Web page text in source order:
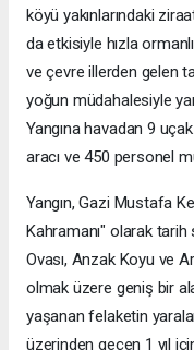
köyü yakınlarındaki
da etkisiyle hızla
ve çevre illerden gelen
yoğun müdahalesiyle
Yangına havadan 9
aracı ve 450 personel
Yangın, Gazi Mustafa
Kahramanı" olarak tarih
Ovası, Anzak Koyu ve
olmak üzere geniş bir
yaşanan felaketin
üzerinden geçen 1 yıl